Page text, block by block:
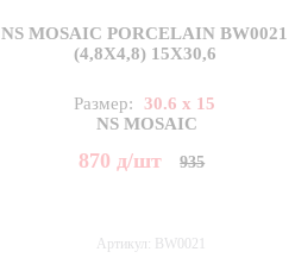
NS MOSAIC PORCELAIN BW0021
(4,8X4,8) 15X30,6
Размер:
30.6 x 15
NS MOSAIC
870 д/шт 935
Артикул: BW0021